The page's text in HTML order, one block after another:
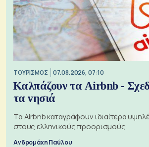
ΤΟΥΡΙΣΜΟΣ 07.08.2026, 07:10
Καλπάζουν τα Airbnb -
τα νησιά
Τα Airbnb καταγράφουν ιδιαίτερα
στους ελληνικούς προορισμούς
Ανδρομάχη Παύλου